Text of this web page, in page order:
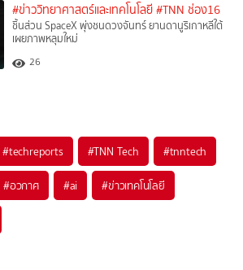
#ข่าววิทยาศาสตร์และเทคโนโลยี #TNN ช่อง16
ชิ้นส่วน SpaceX พุ่งชนดวงจันทร์ ยานดานูริเกาหลีใต้
เผยภาพหลุมใหม่
26
#techreports #TNN Tech #tnntech
#อวกาศ #ai #ข่าวเทคโนโลยี